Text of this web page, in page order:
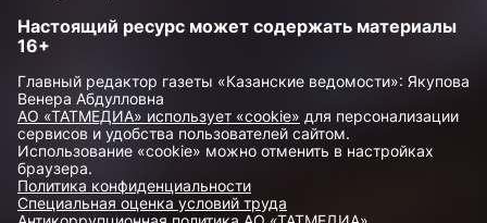
Настоящий ресурс может содержать материалы
16+
Главный редактор газеты «Казанские ведомости»: Якупова
Венера Абдулловна
АО «ТАТМЕДИА» использует «cookie» для персонализации
сервисов и удобства пользователей сайтом.
Использование «cookie» можно отменить в настройках
браузера.
Политика конфиденциальности
Специальная оценка условий труда